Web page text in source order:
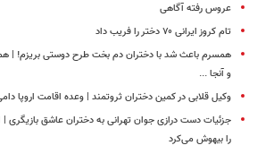
عروس رفته آگاهی
تام کروز ایرانی ۷۰ دختر را فریب داد
همسرم باعث شد با دختران دم بخت طرح دوستی بریزم! |
و آنجا ...
وکیل قلابی در کمین دختران ثروتمند | وعده اقامت اروپا
جزئیات دست درازی جوان تهرانی به دختران عاشق بازیگری |
را بیهوش می‌کرد